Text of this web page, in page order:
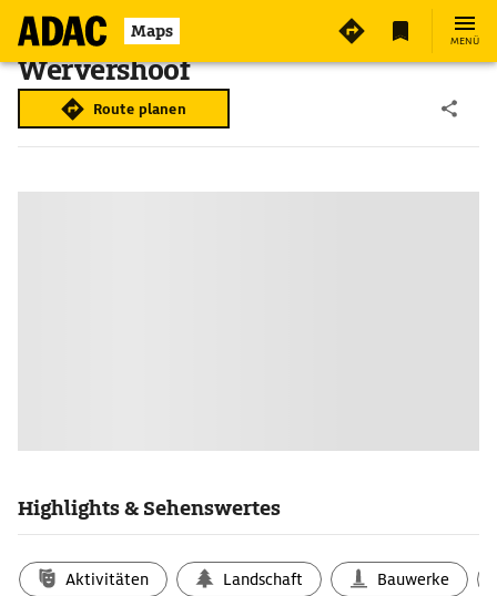
Maps MENÜ
Wervershoof
Route planen
Highlights & Sehenswertes
Aktivitäten Landschaft Bauwerke